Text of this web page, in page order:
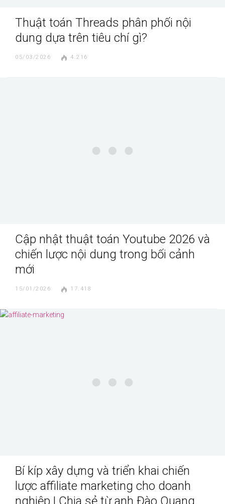
Thuật toán Threads phân phối nội
dung dựa trên tiêu chí gì?
05/03/2026 4.216
Cập nhật thuật toán Youtube 2026 và
chiến lược nội dung trong bối cảnh
mới
15/01/2026 17.418
Bí kíp xây dựng và triển khai chiến
lược affiliate marketing cho doanh
nghiệp | Chia sẻ từ anh Đào Quang